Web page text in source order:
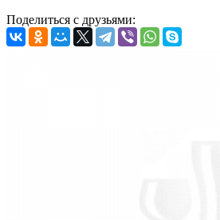
Поделиться с друзьями: